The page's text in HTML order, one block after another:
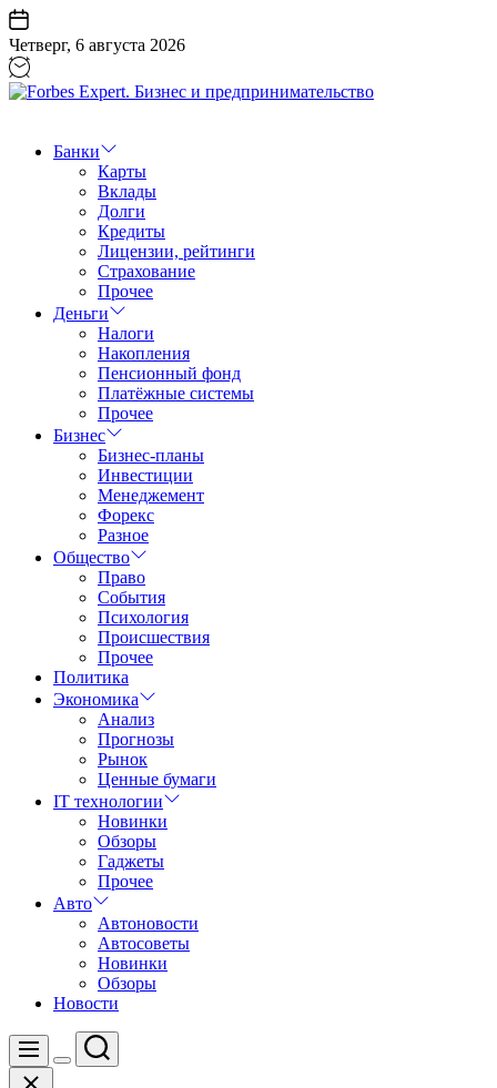
Перейти
к
содержанию
Четверг, 6 августа 2026
Бизнес
предпринимательство
Банки
Карты
Вклады
Долги
Кредиты
Лицензии, рейтинги
Страхование
Прочее
Деньги
Налоги
Накопления
Пенсионный фонд
Платёжные системы
Прочее
Бизнес
Бизнес-планы
Инвестиции
Менеджемент
Форекс
Разное
Общество
Право
События
Психология
Происшествия
Прочее
Политика
Экономика
Анализ
Прогнозы
Рынок
Ценные бумаги
IT технологии
Новинки
Обзоры
Гаджеты
Прочее
Авто
Автоновости
Автосоветы
Новинки
Обзоры
Новости
Меню
Цвет
Поиск
Закрыть